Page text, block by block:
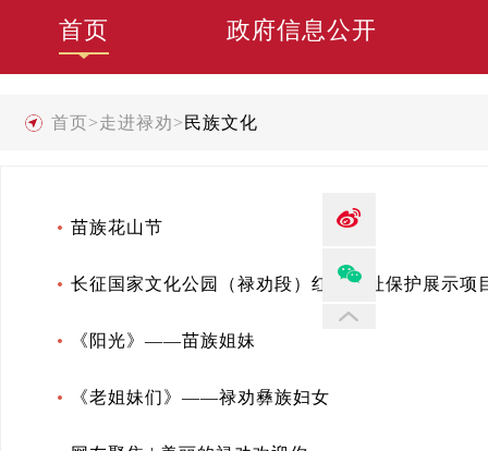
首页 政府信息公开
首页>走进禄劝> 民族文化
苗族花山节
长征国家文化公园（禄劝段）红色遗址保护展示项
《阳光》——苗族姐妹
《老姐妹们》——禄劝彝族妇女